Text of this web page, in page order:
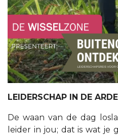
LEIDERSCHAP IN DE
De waan van de dag
leider in jou; dat is wat je